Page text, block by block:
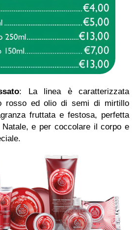
: La linea è caratterizzata
rosso ed olio di semi di mirtillo
fruttata e festosa, perfetta
e per coccolare il corpo e